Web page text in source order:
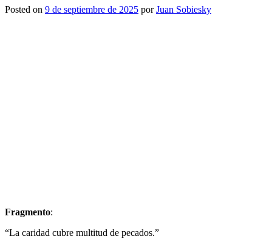
Posted on 9 de septiembre de 2025 porJuan Sobiesky
Fragmento:
“La caridad cubre multitud de pecados.”